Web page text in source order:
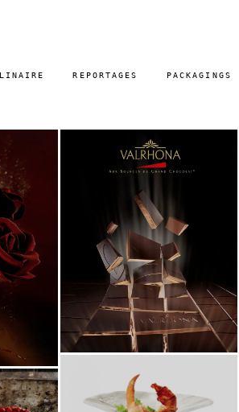
REPORTAGES PACKAGINGS